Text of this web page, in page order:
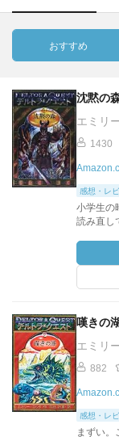
おすすめ
沈黙の
エミリ
1430
感想・レ
小学生の
読み直し
嘆きの
エミリ
882
感想・レ
まずい。